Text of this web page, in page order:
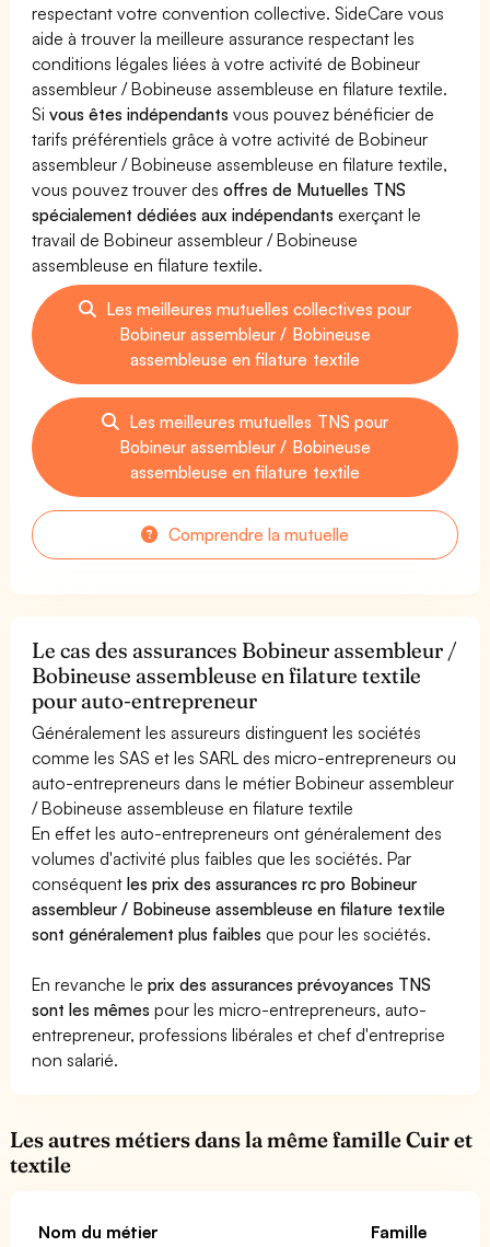
respectant votre convention collective. SideCare vous
aide à trouver la meilleure assurance respectant les
conditions légales liées à votre activité de Bobineur
assembleur / Bobineuse assembleuse en filature textile.
Sivous êtes indépendants vous pouvez bénéficier de
tarifs préférentiels grâce à votre activité de Bobineur
assembleur / Bobineuse assembleuse en filature textile,
vous pouvez trouver desoffres de Mutuelles TNS
spécialement dédiées aux indépendants exerçant le
travail de Bobineur assembleur / Bobineuse
assembleuse en filature textile.
Les meilleures mutuelles collectives pour
Bobineur assembleur / Bobineuse
assembleuse en filature textile
Les meilleures mutuelles TNS pour
Bobineur assembleur / Bobineuse
assembleuse en filature textile
Comprendre la mutuelle
Le cas des assurances Bobineur assembleur /
Bobineuse assembleuse en filature textile
pour auto-entrepreneur
Généralement les assureurs distinguent les sociétés
comme les SAS et les SARL des micro-entrepreneurs ou
auto-entrepreneurs dans le métier Bobineur assembleur
/ Bobineuse assembleuse en filature textile
En effet les auto-entrepreneurs ont généralement des
volumes d'activité plus faibles que les sociétés. Par
conséquentles prix des assurances rc pro Bobineur
assembleur / Bobineuse assembleuse en filature textile
sont généralement plus faibles que pour les sociétés.
En revanche leprix des assurances prévoyances TNS
sont les mêmes pour les micro-entrepreneurs, auto-
entrepreneur, professions libérales et chef d'entreprise
non salarié.
Les autres métiers dans la même famille Cuir et
textile
Nom du métier
Famille